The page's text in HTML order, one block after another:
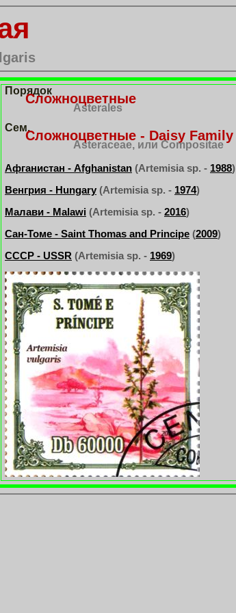
Порядок
Сложноцветные
Asterales
Сем.
Сложноцветные - Daisy Family
Asteraceae, или Compositae
Афганистан - Afghanistan (Artemisia sp. - 1988)
Венгрия - Hungary (Artemisia sp. - 1974)
Малави - Malawi (Artemisia sp. - 2016)
Сан-Томе - Saint Thomas and Principe (2009)
CCCP - USSR (Artemisia sp. - 1969)